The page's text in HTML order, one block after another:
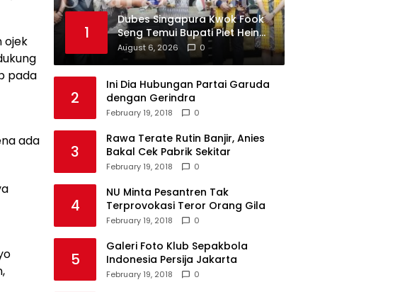
ojek
pada
ada
1
Dubes Singapura Kwok Fook
Seng Temui Bupati Piet Hein
Babua
August 6, 2026 0
2
Ini Dia Hubungan Partai Garuda
dengan Gerindra
February 19, 2018 0
3
Rawa Terate Rutin Banjir, Anies
Bakal Cek Pabrik Sekitar
February 19, 2018 0
4
NU Minta Pesantren Tak
Terprovokasi Teror Orang Gila
February 19, 2018 0
5
Galeri Foto Klub Sepakbola
Indonesia Persija Jakarta
February 19, 2018 0